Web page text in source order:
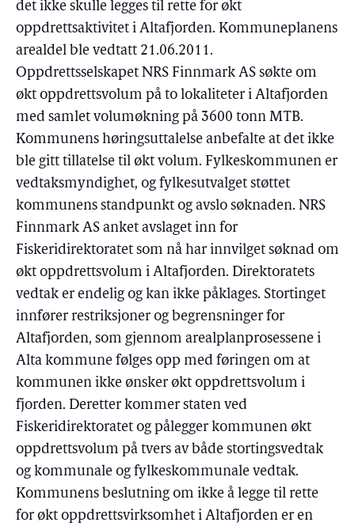
det ikke skulle legges til rette for økt
oppdrettsaktivitet i Altafjorden. Kommuneplanens
arealdel ble vedtatt 21.06.2011.
Oppdrettsselskapet NRS Finnmark AS søkte om
økt oppdrettsvolum på to lokaliteter i Altafjorden
med samlet volumøkning på 3600 tonn MTB.
Kommunens høringsuttalelse anbefalte at det ikke
ble gitt tillatelse til økt volum. Fylkeskommunen er
vedtaksmyndighet, og fylkesutvalget støttet
kommunens standpunkt og avslo søknaden. NRS
Finnmark AS anket avslaget inn for
Fiskeridirektoratet som nå har innvilget søknad om
økt oppdrettsvolum i Altafjorden. Direktoratets
vedtak er endelig og kan ikke påklages. Stortinget
innfører restriksjoner og begrensninger for
Altafjorden, som gjennom arealplanprosessene i
Alta kommune følges opp med føringen om at
kommunen ikke ønsker økt oppdrettsvolum i
fjorden. Deretter kommer staten ved
Fiskeridirektoratet og pålegger kommunen økt
oppdrettsvolum på tvers av både stortingsvedtak
og kommunale og fylkeskommunale vedtak.
Kommunens beslutning om ikke å legge til rette
for økt oppdrettsvirksomhet i Altafjorden er en